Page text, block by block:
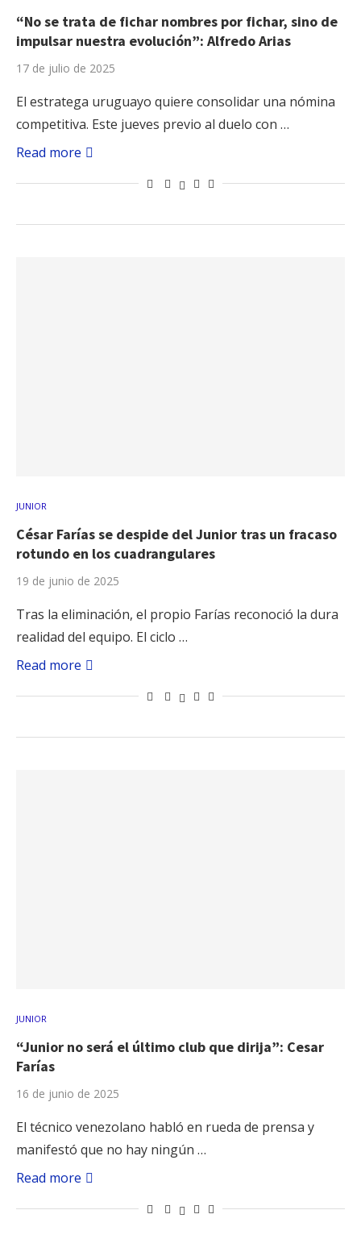
“No se trata de fichar nombres por fichar, sino de
impulsar nuestra evolución”: Alfredo Arias
17 de julio de 2025
El estratega uruguayo quiere consolidar una nómina
competitiva. Este jueves previo al duelo con …
Read more
JUNIOR
César Farías se despide del Junior tras un fracaso
rotundo en los cuadrangulares
19 de junio de 2025
Tras la eliminación, el propio Farías reconoció la dura
realidad del equipo. El ciclo …
Read more
JUNIOR
“Junior no será el último club que dirija”: Cesar
Farías
16 de junio de 2025
El técnico venezolano habló en rueda de prensa y
manifestó que no hay ningún …
Read more